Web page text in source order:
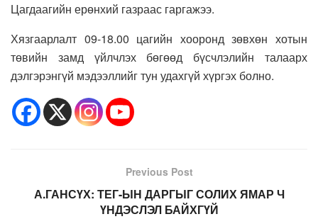
Цагдаагийн ерөнхий газраас гаргажээ.
Хязгаарлалт 09-18.00 цагийн хооронд зөвхөн хотын
төвийн замд үйлчлэх бөгөөд бүсчлэлийн талаарх
дэлгэрэнгүй мэдээллийг тун удахгүй хүргэх болно.
Previous Post
А.ГАНСҮХ: ТЕГ-ЫН ДАРГЫГ СОЛИХ ЯМАР Ч
ҮНДЭСЛЭЛ БАЙХГҮЙ